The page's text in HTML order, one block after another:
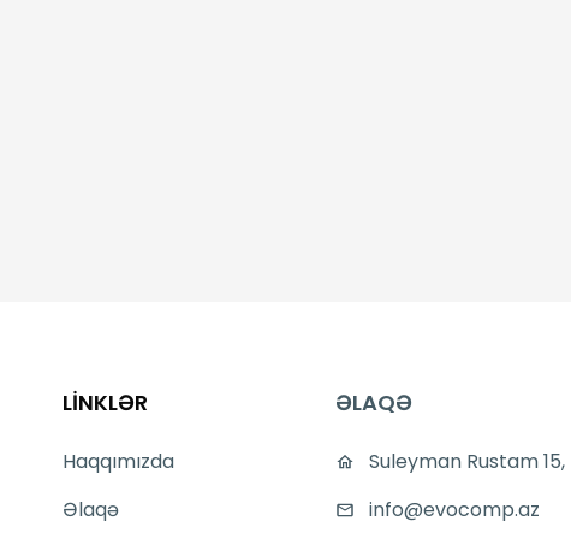
LİNKLƏR
Haqqımızda
Əlaqə
ƏLAQƏ
Suleyman Rustam 15,
info@evocomp.az